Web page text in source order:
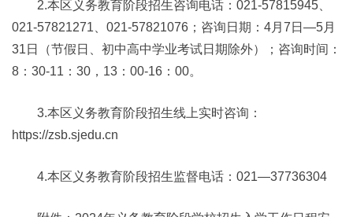
2.本区义务教育阶段招生咨询电话：021-57815945、
021-57821271、021-57821076；咨询日期：4月7日—5月
31日（节假日、初中高中学业考试日期除外）；咨询时间：
8：30-11：30，13：00-16：00。
3.本区义务教育阶段招生线上实时咨询：
https://zsb.sjedu.cn
4.本区义务教育阶段招生监督电话：021—37736304